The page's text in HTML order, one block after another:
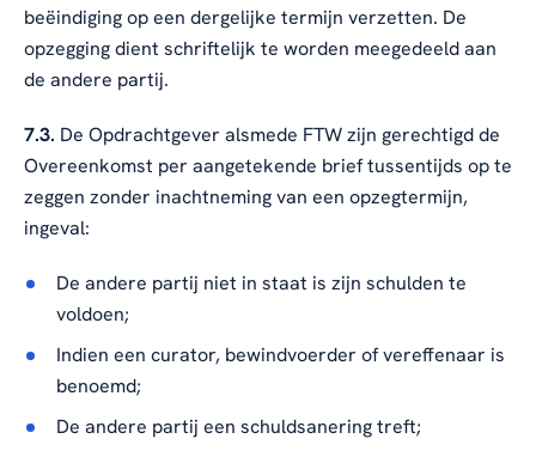
beëindiging op een dergelijke termijn verzetten. De
opzegging dient schriftelijk te worden meegedeeld aan
de andere partij.
7.3. De Opdrachtgever alsmede FTW zijn gerechtigd de
Overeenkomst per aangetekende brief tussentijds op te
zeggen zonder inachtneming van een opzegtermijn,
ingeval:
De andere partij niet in staat is zijn schulden te
voldoen;
Indien een curator, bewindvoerder of vereffenaar is
benoemd;
De andere partij een schuldsanering treft;